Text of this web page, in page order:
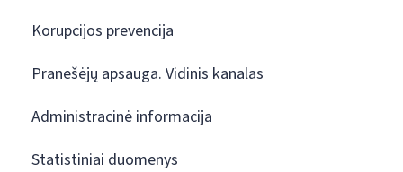
Korupcijos prevencija
Pranešėjų apsauga. Vidinis kanalas
Administracinė informacija
Statistiniai duomenys